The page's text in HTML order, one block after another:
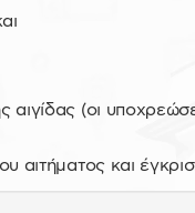
αιγίδας (οι
αιτήματος και